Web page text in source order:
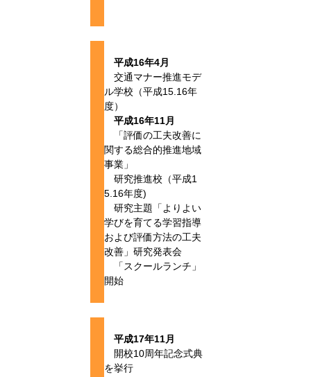
平成16年4月
交通マナー推進モデ
ル学校（平成15.16年
度）
平成16年11月
「評価の工夫改善に
関する総合的推進地域
事業」
研究推進校（平成1
5.16年度)
研究主題「よりよい
学びを育てる学習指導
および評価方法の工夫
改善」研究発表会
「スクールランチ」
開始
平成17年11月
開校10周年記念式典
を挙行